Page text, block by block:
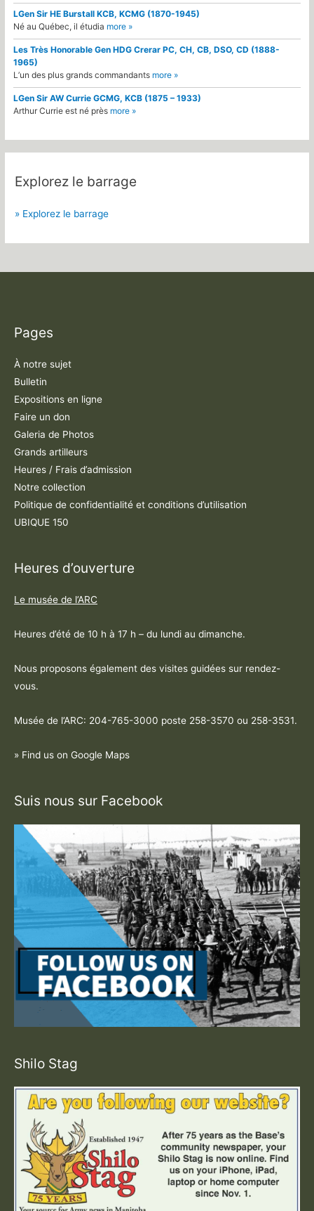
LGen Sir HE Burstall KCB, KCMG (1870-1945)
Né au Québec, il étudia more »
Les Très Honorable Gen HDG Crerar PC, CH, CB, DSO, CD (1888-
1965)
L’un des plus grands commandants more »
LGen Sir AW Currie GCMG, KCB (1875 – 1933)
Arthur Currie est né près more »
Explorez le barrage
» Explorez le barrage
Pages
À notre sujet
Bulletin
Expositions en ligne
Faire un don
Galeria de Photos
Grands artilleurs
Heures / Frais d’admission
Notre collection
Politique de confidentialité et conditions d’utilisation
UBIQUE 150
Heures d’ouverture
Le musée de l’ARC
Heures d’été de 10 h à 17 h – du lundi au dimanche.
Nous proposons également des visites guidées sur rendez-
vous.
Musée de l’ARC: 204-765-3000 poste 258-3570 ou 258-3531.
» Find us on Google Maps
Suis nous sur Facebook
Shilo Stag